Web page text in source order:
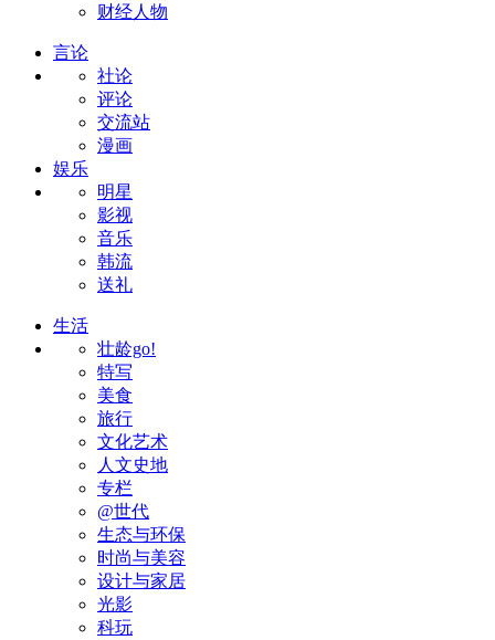
财经人物
言论
社论
评论
交流站
漫画
娱乐
明星
影视
音乐
韩流
送礼
生活
壮龄go!
特写
美食
旅行
文化艺术
人文史地
专栏
@世代
生态与环保
时尚与美容
设计与家居
光影
科玩